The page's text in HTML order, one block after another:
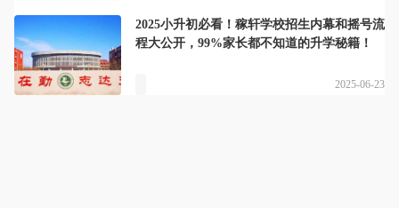
2025小升初必看！稼轩学校招生内幕和摇号流
程大公开，99%家长都不知道的升学秘籍！
2025-06-23